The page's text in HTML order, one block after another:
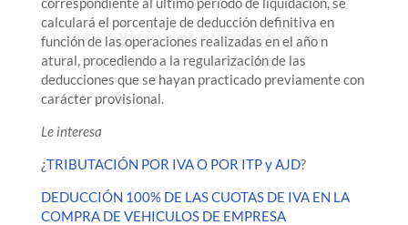
calculará el porcentaje de deducción definitiva en
función de las operaciones realizadas en el año n
atural, procediendo a la regularización de las
deducciones que se hayan practicado previamente con
carácter provisional.
Le interesa
¿TRIBUTACIÓN POR IVA O POR ITP y AJD?
DEDUCCIÓN 100% DE LAS CUOTAS DE IVA EN LA
COMPRA DE VEHICULOS DE EMPRESA